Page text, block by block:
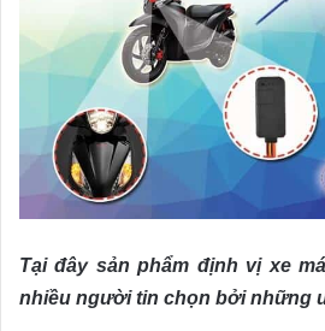
Tại đây sản phẩm định vị xe
nhiều người tin chọn bởi những